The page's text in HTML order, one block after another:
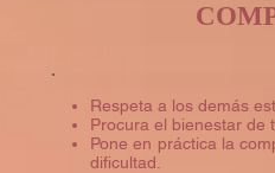
Respeta a los demás
Procura el bienestar de
Pone en práctica la
dificultad.